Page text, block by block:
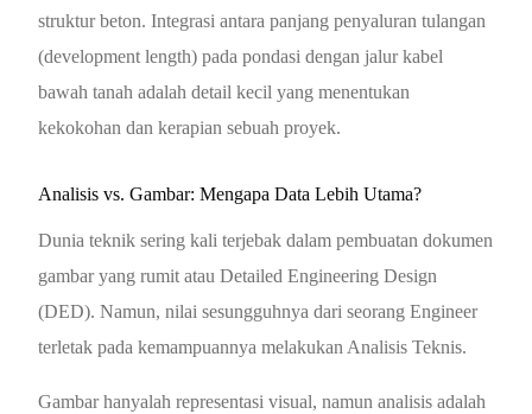
struktur beton. Integrasi antara panjang penyaluran tulangan
(development length) pada pondasi dengan jalur kabel
bawah tanah adalah detail kecil yang menentukan
kekokohan dan kerapian sebuah proyek.
Analisis vs. Gambar: Mengapa Data Lebih Utama?
Dunia teknik sering kali terjebak dalam pembuatan dokumen
gambar yang rumit atau Detailed Engineering Design
(DED). Namun, nilai sesungguhnya dari seorang Engineer
terletak pada kemampuannya melakukan Analisis Teknis.
Gambar hanyalah representasi visual, namun analisis adalah